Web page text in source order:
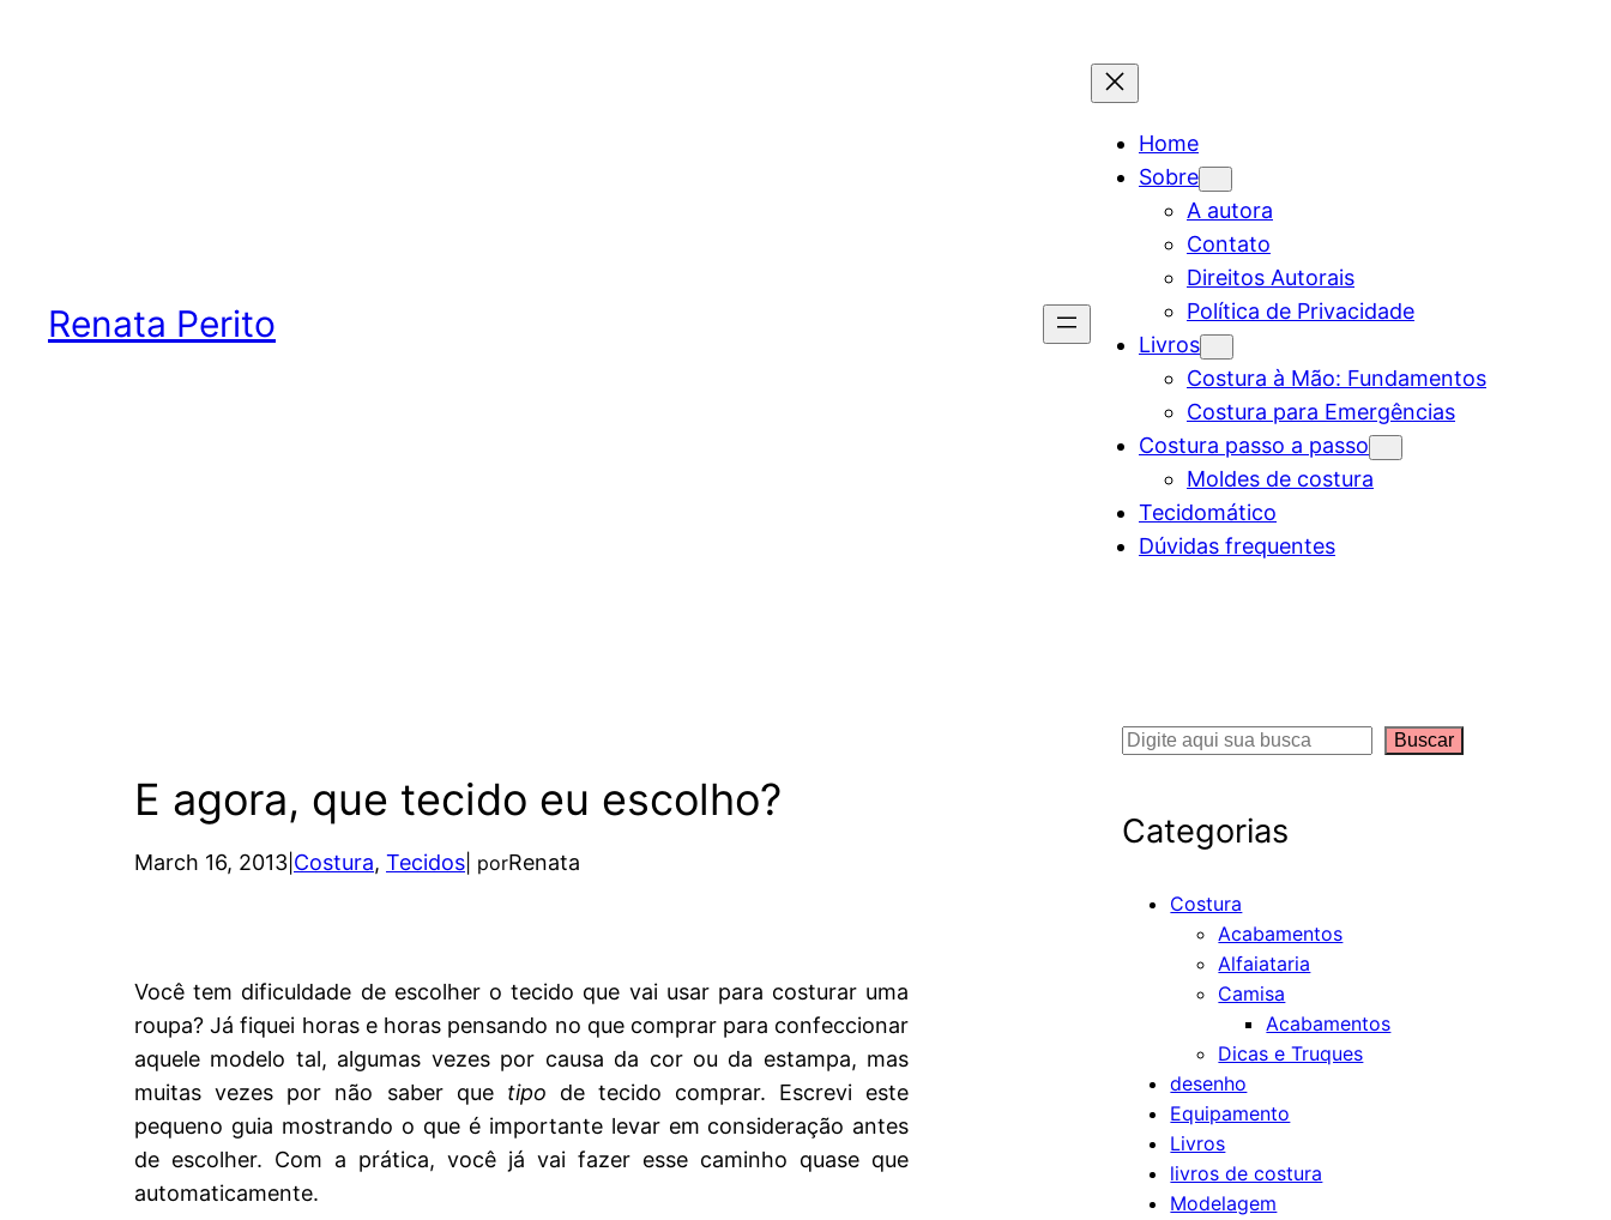
Renata Perito
Home
Sobre
A autora
Contato
Direitos Autorais
Política de Privacidade
Livros
Costura à Mão: Fundamentos
Costura para Emergências
Costura passo a passo
Moldes de costura
Tecidomático
Dúvidas frequentes
E agora, que tecido eu escolho?
March 16, 2013 Costura, Tecidos | porRenata
Você tem dificuldade de escolher o tecido que vai usar para costurar uma
roupa? Já fiquei horas e horas pensando no que comprar para confeccionar
aquele modelo tal, algumas vezes por causa da cor ou da estampa, mas
muitas vezes por não saber que tipo de tecido comprar. Escrevi este
pequeno guia mostrando o que é importante levar em consideração antes
de escolher. Com a prática, você já vai fazer esse caminho quase que
automaticamente.
S
r
Buscar
Categorias
Costura
Acabamentos
Alfaiataria
Camisa
Acabamentos
Dicas e Truques
desenho
Equipamento
Livros
livros de costura
Modelagem